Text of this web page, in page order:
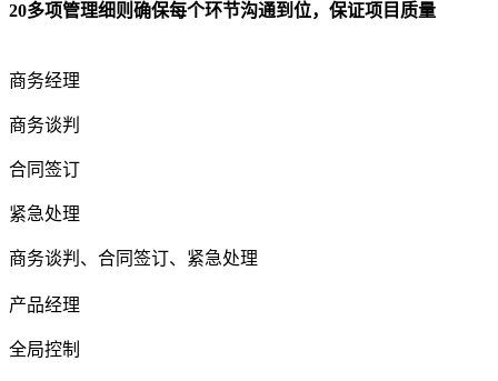
20多项管理细则确保每个环节沟通到位，保证项目质量
商务经理
商务谈判
合同签订
紧急处理
商务谈判、合同签订、紧急处理
产品经理
全局控制